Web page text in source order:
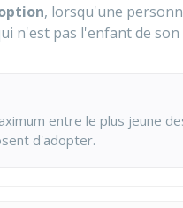
, lorsqu'une
n'est pas l'enfant de son
entre le plus jeune
d'adopter.